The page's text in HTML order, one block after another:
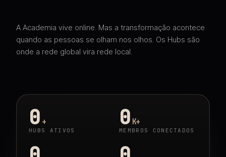
A Academia vive online. Mas a transformação acontece
quando as pessoas se olham nos olhos. Os Hubs são
onde a rede global vira rede local.
0 +
HUBS ATIVOS 0 K+
MEMBROS CONECTADOS